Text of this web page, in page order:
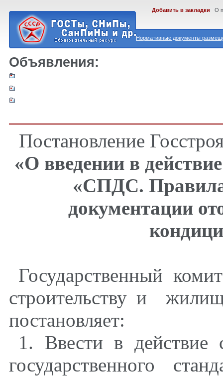
Нормативные документы
Добавить в закладки О
Объявления:
Постановление
«О введении в
«СПДС.
документации
Государственный
строительству и
постановляет:
1. Ввести в
государственного